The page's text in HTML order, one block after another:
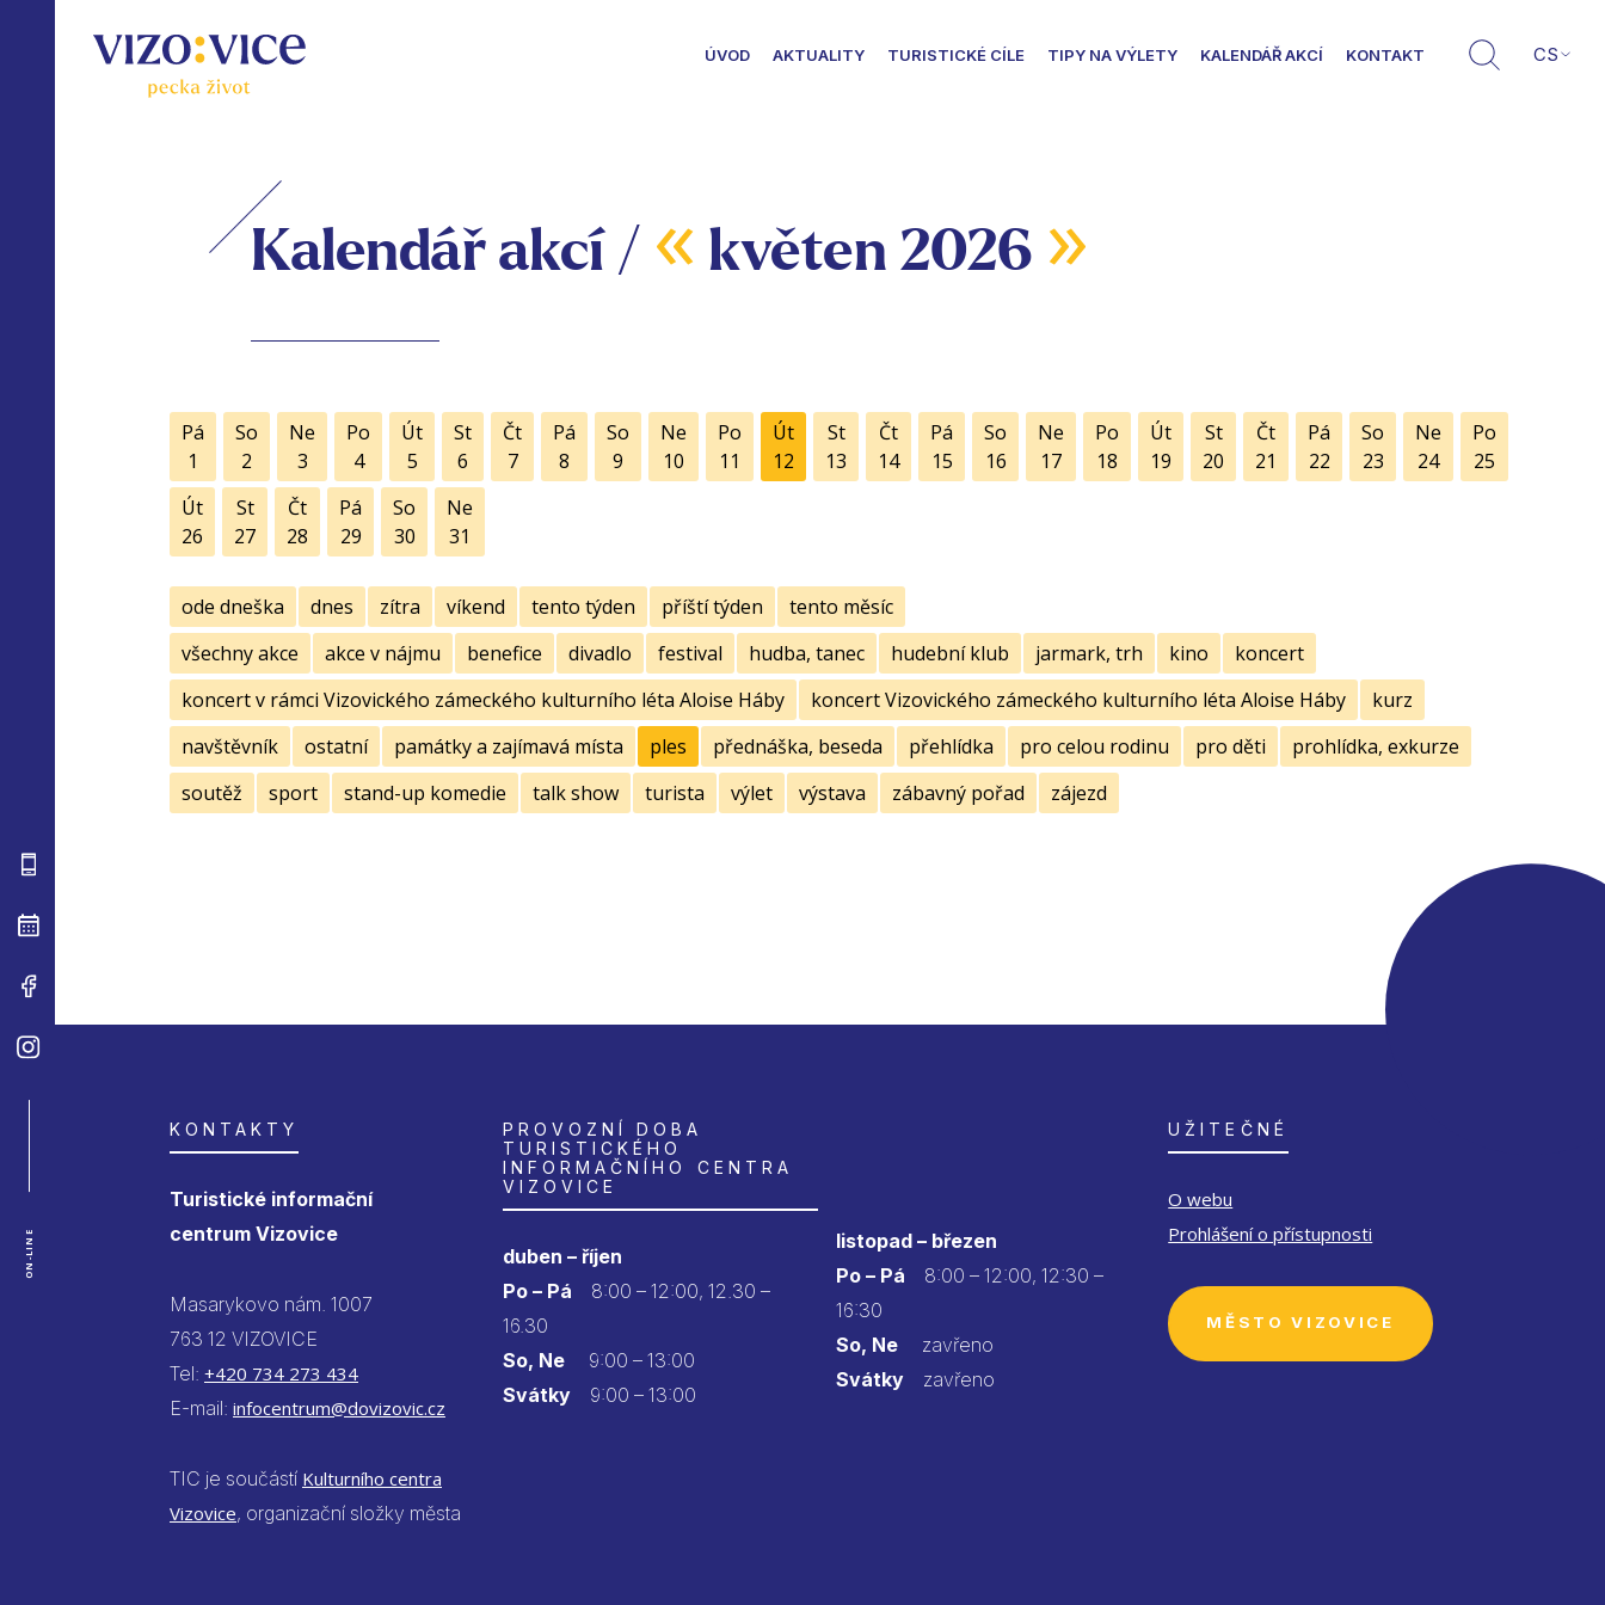
ÚVOD AKTUALITY TURISTICKÉ CÍLE TIPY NA VÝLETY KALENDÁŘ AKCÍ KONTAKT CS
ON-LINE
Kalendář akcí / « květen 2026 »
Pá
1
So
2
Ne
3
Po
4
Út
5
St
6
Čt
7
Pá
8
So
9
Ne
10
Po
11
Út
12
St
13
Čt
14
Pá
15
So
16
Ne
17
Po
18
Út
19
St
20
Čt
21
Pá
22
So
23
Ne
24
Po
25
Út
26
St
27
Čt
28
Pá
29
So
30
Ne
31
ode dneška dnes zítra víkend tento týden příští týden
tento měsíc
všechny akce
akce v nájmu benefice divadlo festival hudba, tanec hudební klub jarmark, trh kino
koncert
koncert v rámci Vizovického zámeckého kulturního léta Aloise Háby
koncert Vizovického zámeckého kulturního léta Aloise Háby
kurz
navštěvník
ostatní památky a zajímavá místa ples přednáška, beseda přehlídka pro celou rodinu pro děti
prohlídka, exkurze
soutěž
sport stand-up komedie talk show turista výlet výstava zábavný pořad zájezd
KONTAKTY
Turistické informační
centrum Vizovice
Masarykovo nám. 1007
763 12 VIZOVICE
Tel: +420 734 273 434
E-mail: infocentrum@dovizovic.cz
TIC je součástí Kulturního centra
Vizovice, organizační složky města
PROVOZNÍ DOBA
TURISTICKÉHO
INFORMAČNÍHO CENTRA
VIZOVICE
duben – říjen
Po – Pá
8:00 – 12:00, 12.30 –
16.30
So, Ne9:00 – 13:00
Svátky9:00 – 13:00
listopad – březen
Po – Pá 8:00 – 12:00, 12:30 –
16:30
So, Nezavřeno
Svátkyzavřeno
UŽITEČNÉ
O webu
Prohlášení o přístupnosti
MĚSTO VIZOVICE